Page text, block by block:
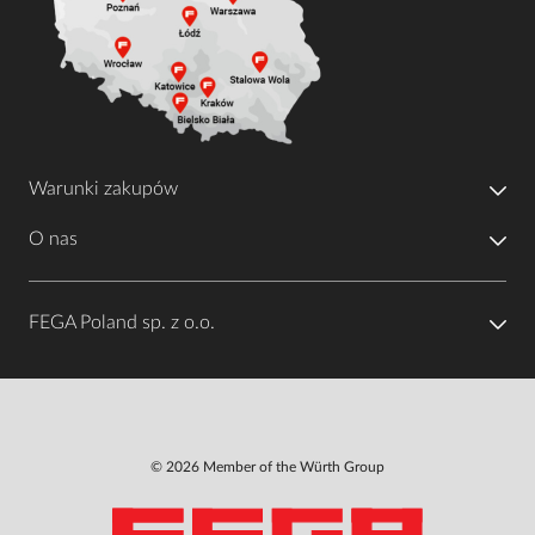
Warunki zakupów
O nas
FEGA Poland sp. z o.o.
© 2026 Member of the Würth Group